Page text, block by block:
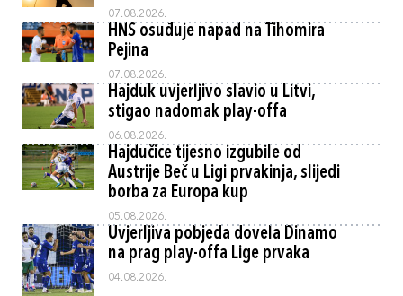
07.08.2026.
HNS osuđuje napad na Tihomira
Pejina
07.08.2026.
Hajduk uvjerljivo slavio u Litvi,
stigao nadomak play-offa
06.08.2026.
Hajdučice tijesno izgubile od
Austrije Beč u Ligi prvakinja, slijedi
borba za Europa kup
05.08.2026.
Uvjerljiva pobjeda dovela Dinamo
na prag play-offa Lige prvaka
04.08.2026.